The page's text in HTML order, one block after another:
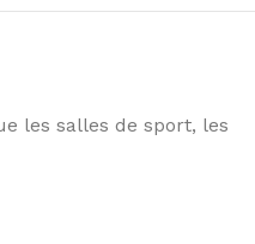
les salles de sport, les